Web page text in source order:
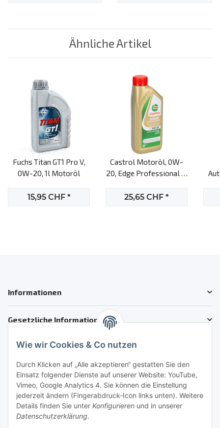
Ähnliche Artikel
Fuchs Titan GT1 Pro V,
0W-20, 1l Motoröl
15,95 CHF *
Castrol Motoröl, 0W-
20, Edge Professional V,
25,65 CHF *
Informationen
Gesetzliche Informationen
Kundenservice
Telefon: +41 71 554 2740
Email: info@auto-motoroele-schweiz.ch
Sie benötigen Hilfe?
Sicher Einkaufen
Wie wir Cookies & Co nutzen
Durch Klicken auf „Alle akzeptieren“ gestatten Sie den
Einsatz folgender Dienste auf unserer Website: YouTube,
Vimeo, Google Analytics 4. Sie können die Einstellung
jederzeit ändern (Fingerabdruck-Icon links unten). Weitere
Details finden Sie unter Konfigurieren und in unserer
Datenschutzerklärung.